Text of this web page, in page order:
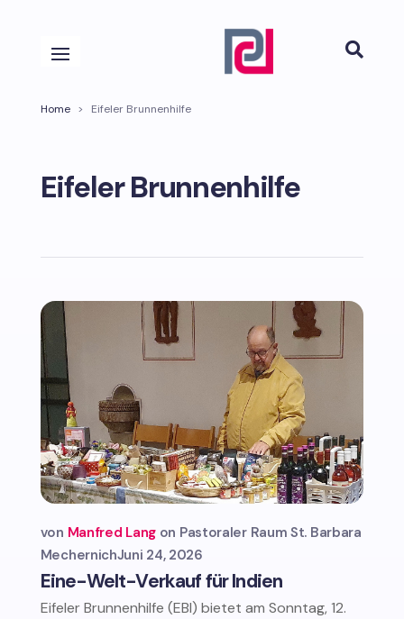

Home > Eifeler Brunnenhilfe
Eifeler Brunnenhilfe
Eine-Welt-Verkauf für Indien
von Manfred Lang
Pastoraler Raum St. Barbara
MechernichJuni 24, 2026
Eifeler Brunnenhilfe (EBI) bietet am Sonntag, 12.